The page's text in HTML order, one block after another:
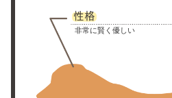
非常に賢く優しい